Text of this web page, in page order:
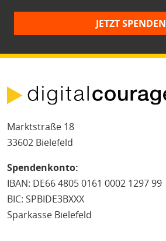
JETZT SPENDEN
Marktstraße 18
33602 Bielefeld
Spendenkonto:
IBAN: DE66 4805 0161 0002 1297 99
BIC: SPBIDE3BXXX
Sparkasse Bielefeld